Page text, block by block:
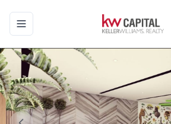
Toggle navigation menu